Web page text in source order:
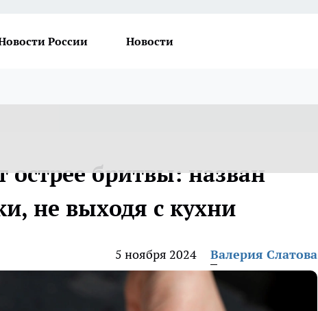
России Новости
бритвы: назван
не выходя с кухни
5 ноября 2024 Валерия Слатова